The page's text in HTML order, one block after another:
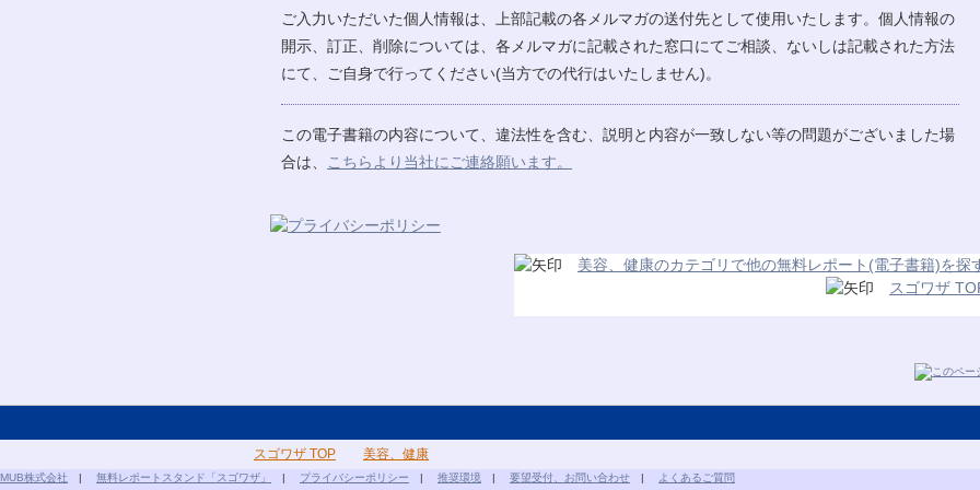
ご入力いただいた個人情報は、上部記載の各メルマガの送付先として使用いたします。個人情報の
開示、訂正、削除については、各メルマガに記載された窓口にてご相談、ないしは記載された方法
にて、ご自身で行ってください(当方での代行はいたしません)。
この電子書籍の内容について、違法性を含む、説明と内容が一致しない等の問題がございました場
合は、
こちらより当社にご連絡願います。
美容、健康のカテゴリで他の無料レポート(電子書籍)を探
スゴワザ
スゴワザ TOP 美容、健康
MUB株式会社 無料レポートスタンド「スゴワザ」 プライバシーポリシー 推奨環境 要望受付、お問い合わせ よくあるご質問